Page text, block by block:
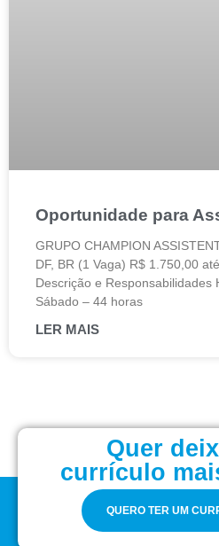
Oportunidade para
GRUPO CHAMPION
DF, BR (1 Vaga) R$ 1.750,00
Descrição e Responsabilidades
Sábado – 44 horas
LER MAIS
Quer
currículo
QUERO TER UM